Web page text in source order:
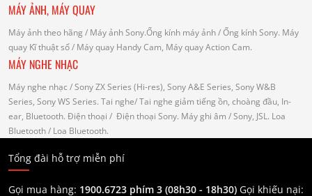
MÁY ẢNH, MÁY QUAY
Máy ảnh theo hãng / Máy ảnh Sony.Ống kính máy ảnh / Ống kính Sony. Máy
quay Kĩ thuật số/ Máy quay Handy Cam, Máy quay Action Cam.
MÁY NGHE NHẠC
Máy nghe nhạc / Sony ZX Series (Hi-res), Sony A&E Series, Sony W&B
Series, Sony WS Series. Tai nghe/ Tai nghe giảm tiếng ồn, choàng đầu, In-
ear, Bluetooth. Điện thoại / Điện thoại Sony. Máy ghi âm / Sony, JSL. Loa
Bluetooth/ Loa Bluetooth.
Tổng đài hỗ trợ miễn phí
Gọi mua hàng: 1900.6723 phím 3 (08h30 - 18h30) Gọi khiếu nại: